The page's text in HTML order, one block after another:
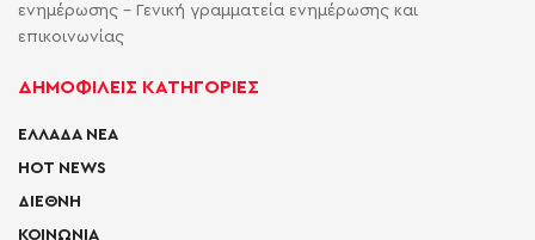
ενημέρωσης - Γενική γραμματεία ενημέρωσης και
επικοινωνίας
ΔΗΜΟΦΙΛΕΙΣ ΚΑΤΗΓΟΡΙΕΣ
ΕΛΛΑΔΑ ΝΕΑ
HOT NEWS
ΔΙΕΘΝΗ
ΚΟΙΝΩΝΙΑ